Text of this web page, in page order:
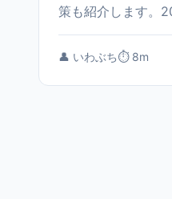
策も紹介します。
👤 いわぶち⏱️ 8m